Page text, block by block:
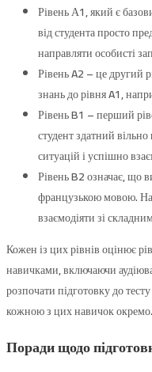
Рівень А1, який є
від студента просто
направляти особисті
Рівень A2 – це другий
знань до рівня A1,
Рівень B1 – перший
студент здатний
ситуацій і успішно
Рівень B2 означає, що
французькою мовою. На
взаємодіяти зі
Кожен із цих рівнів оцінює
навичками, включаючи
розпочати підготовку до
кожною з цих навичок окремо.
Поради щодо